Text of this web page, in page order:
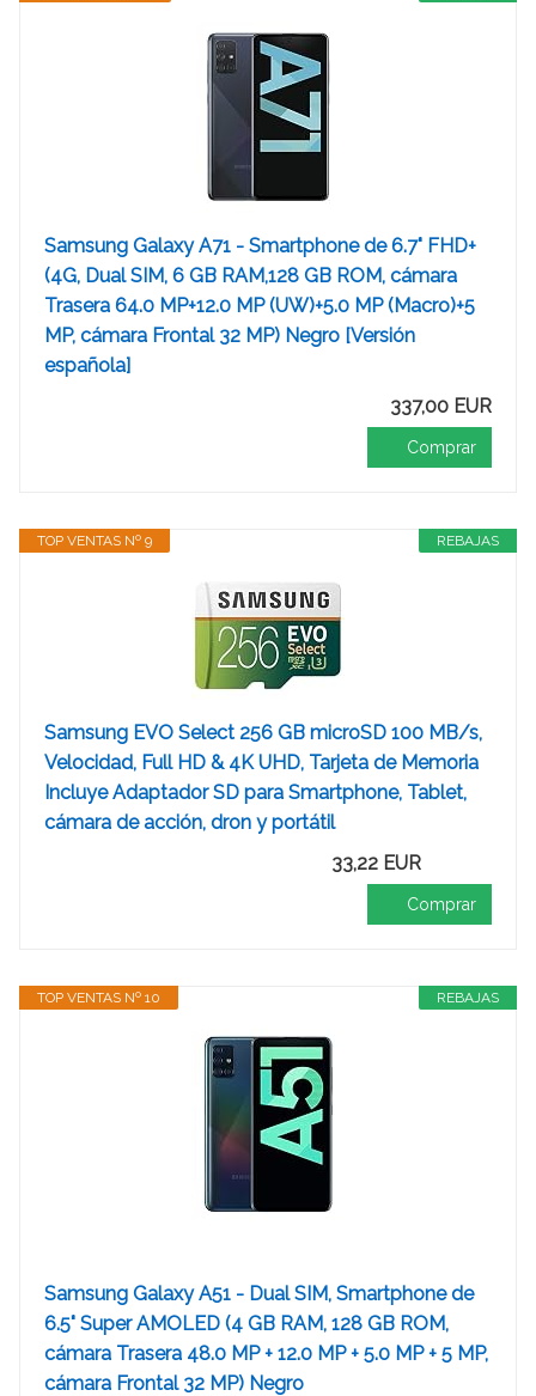
Samsung Galaxy A71 - Smartphone de 6.7" FHD+
(4G, Dual SIM, 6 GB RAM,128 GB ROM, cámara
Trasera 64.0 MP+12.0 MP (UW)+5.0 MP (Macro)+5
MP, cámara Frontal 32 MP) Negro [Versión
española]
337,00 EUR
Comprar
REBAJAS
TOP VENTAS Nº 9
Samsung EVO Select 256 GB microSD 100 MB/s,
Velocidad, Full HD & 4K UHD, Tarjeta de Memoria
Incluye Adaptador SD para Smartphone, Tablet,
cámara de acción, dron y portátil
33,22 EUR
Comprar
REBAJAS
TOP VENTAS Nº 10
Samsung Galaxy A51 - Dual SIM, Smartphone de
6.5" Super AMOLED (4 GB RAM, 128 GB ROM,
cámara Trasera 48.0 MP + 12.0 MP + 5.0 MP + 5 MP,
cámara Frontal 32 MP) Negro